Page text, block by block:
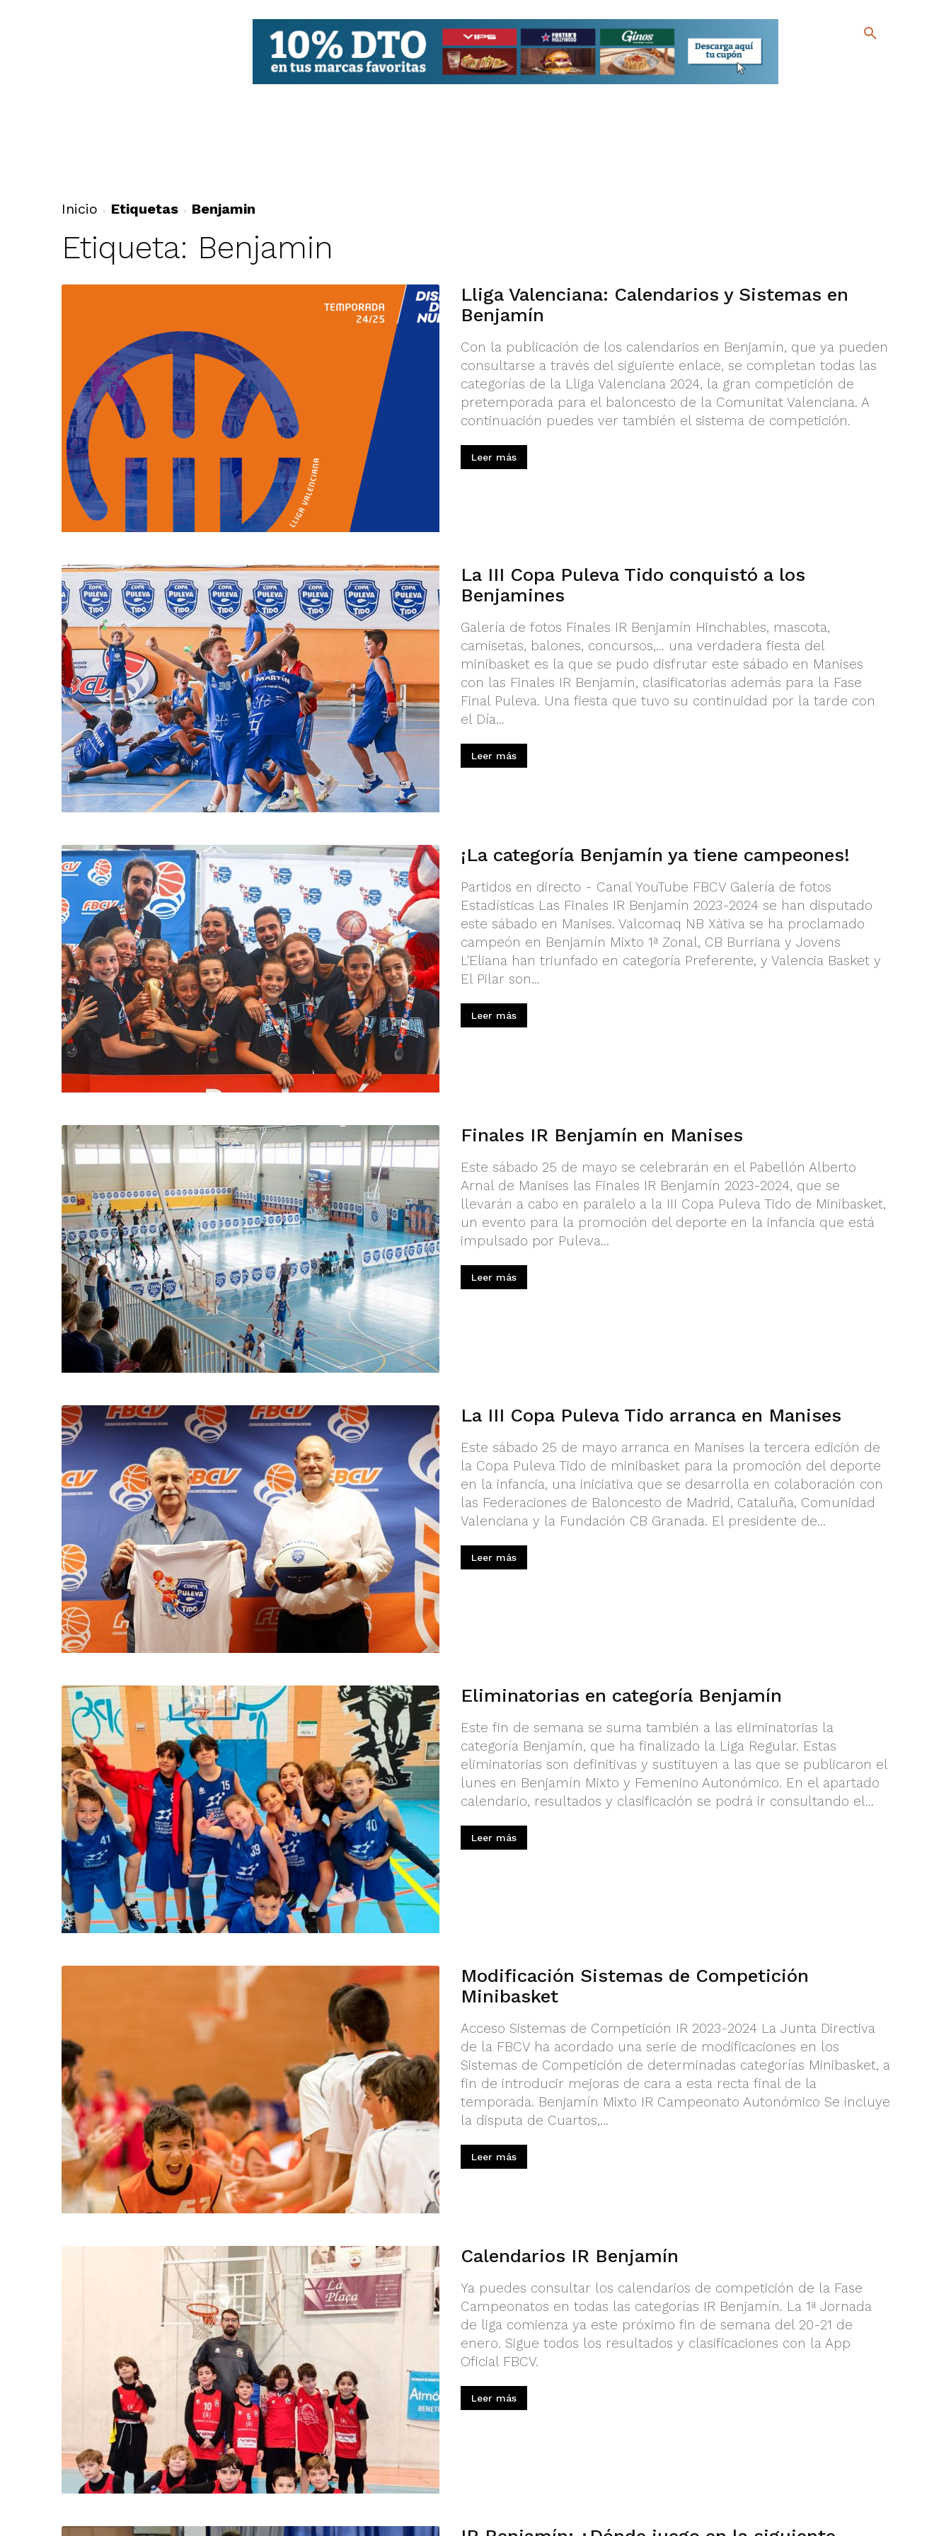
Inicio Etiquetas Benjamin
Etiqueta: Benjamin
Lliga Valenciana: Calendarios y Sistemas en
Benjamín
Con la publicación de los calendarios en Benjamín, que ya pueden
consultarse a través del siguiente enlace, se completan todas las
categorías de la Lliga Valenciana 2024, la gran competición de
pretemporada para el baloncesto de la Comunitat Valenciana. A
continuación puedes ver también el sistema de competición.
Leer más
La III Copa Puleva Tido conquistó a los
Benjamines
Galería de fotos Finales IR Benjamín Hinchables, mascota,
camisetas, balones, concursos,... una verdadera fiesta del
minibasket es la que se pudo disfrutar este sábado en Manises
con las Finales IR Benjamín, clasificatorias además para la Fase
Final Puleva. Una fiesta que tuvo su continuidad por la tarde con
el Día...
Leer más
¡La categoría Benjamín ya tiene campeones!
Partidos en directo - Canal YouTube FBCV Galería de fotos
Estadísticas Las Finales IR Benjamín 2023-2024 se han disputado
este sábado en Manises. Valcomaq NB Xàtiva se ha proclamado
campeón en Benjamín Mixto 1ª Zonal, CB Burriana y Jovens
L'Eliana han triunfado en categoría Preferente, y Valencia Basket y
El Pilar son...
Leer más
Finales IR Benjamín en Manises
Este sábado 25 de mayo se celebrarán en el Pabellón Alberto
Arnal de Manises las Finales IR Benjamín 2023-2024, que se
llevarán a cabo en paralelo a la III Copa Puleva Tido de Minibasket,
un evento para la promoción del deporte en la infancia que está
impulsado por Puleva...
Leer más
La III Copa Puleva Tido arranca en Manises
Este sábado 25 de mayo arranca en Manises la tercera edición de
la Copa Puleva Tido de minibasket para la promoción del deporte
en la infancia, una iniciativa que se desarrolla en colaboración con
las Federaciones de Baloncesto de Madrid, Cataluña, Comunidad
Valenciana y la Fundación CB Granada. El presidente de...
Leer más
Eliminatorias en categoría Benjamín
Este fin de semana se suma también a las eliminatorias la
categoría Benjamín, que ha finalizado la Liga Regular. Estas
eliminatorias son definitivas y sustituyen a las que se publicaron el
lunes en Benjamín Mixto y Femenino Autonómico. En el apartado
calendario, resultados y clasificación se podrá ir consultando el...
Leer más
Modificación Sistemas de Competición
Minibasket
Acceso Sistemas de Competición IR 2023-2024 La Junta Directiva
de la FBCV ha acordado una serie de modificaciones en los
Sistemas de Competición de determinadas categorías Minibasket, a
fin de introducir mejoras de cara a esta recta final de la
temporada. Benjamín Mixto IR Campeonato Autonómico Se incluye
la disputa de Cuartos,...
Leer más
Calendarios IR Benjamín
Ya puedes consultar los calendarios de competición de la Fase
Campeonatos en todas las categorías IR Benjamín. La 1ª Jornada
de liga comienza ya este próximo fin de semana del 20-21 de
enero. Sigue todos los resultados y clasificaciones con la App
Oficial FBCV.
Leer más